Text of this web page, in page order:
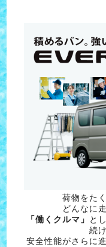
荷物をた
どんなに
「働くクルマ」
と
続
安全性能がさらに